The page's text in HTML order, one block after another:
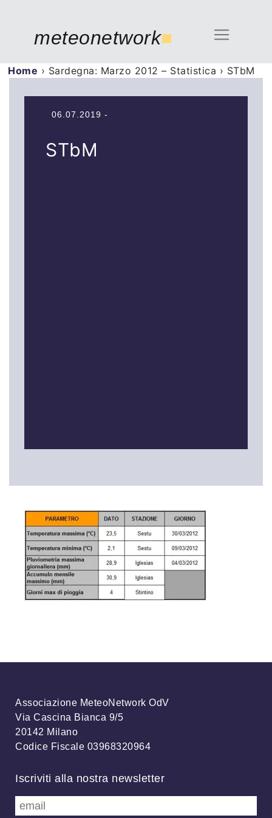
meteonetwork■
Home › Sardegna: Marzo 2012 – Statistica › STbM
06.07.2019 -
STbM
Associazione MeteoNetwork OdV
Via Cascina Bianca 9/5
20142 Milano
Codice Fiscale 03968320964
Iscriviti alla nostra newsletter